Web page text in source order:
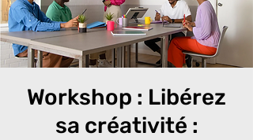
Workshop : Libérez
sa créativité :